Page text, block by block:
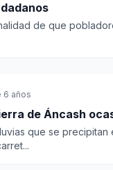
de que
6 años
de Áncash
que se